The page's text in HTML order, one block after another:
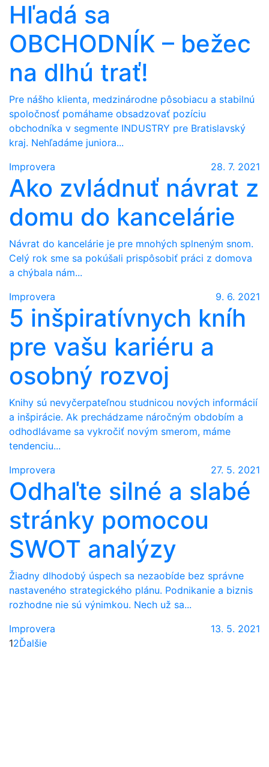
Hľadá sa
OBCHODNÍK – bežec
na dlhú trať!
Pre nášho klienta, medzinárodne pôsobiacu a stabilnú
spoločnosť pomáhame obsadzovať pozíciu
obchodníka v segmente INDUSTRY pre Bratislavský
kraj. Nehľadáme juniora...
Improvera
28. 7. 2021
Ako zvládnuť návrat z
domu do kancelárie
Návrat do kancelárie je pre mnohých splneným snom.
Celý rok sme sa pokúšali prispôsobiť práci z domova
a chýbala nám...
Improvera
9. 6. 2021
5 inšpiratívnych kníh
pre vašu kariéru a
osobný rozvoj
Knihy sú nevyčerpateľnou studnicou nových informácií
a inšpirácie. Ak prechádzame náročným obdobím a
odhodlávame sa vykročiť novým smerom, máme
tendenciu...
Improvera
27. 5. 2021
Odhaľte silné a slabé
stránky pomocou
SWOT analýzy
Žiadny dlhodobý úspech sa nezaobíde bez správne
nastaveného strategického plánu. Podnikanie a biznis
rozhodne nie sú výnimkou. Nech už sa...
Improvera
13. 5. 2021
Strana
1Strana
2Ďalšie